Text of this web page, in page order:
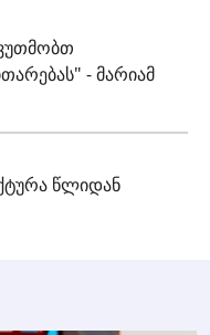
- მარიამ
წლიდან